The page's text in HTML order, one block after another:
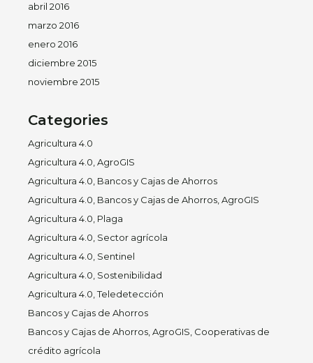
abril 2016
marzo 2016
enero 2016
diciembre 2015
noviembre 2015
Categories
Agricultura 4.0
Agricultura 4.0, AgroGIS
Agricultura 4.0, Bancos y Cajas de Ahorros
Agricultura 4.0, Bancos y Cajas de Ahorros, AgroGIS
Agricultura 4.0, Plaga
Agricultura 4.0, Sector agrícola
Agricultura 4.0, Sentinel
Agricultura 4.0, Sostenibilidad
Agricultura 4.0, Teledetección
Bancos y Cajas de Ahorros
Bancos y Cajas de Ahorros, AgroGIS, Cooperativas de
crédito agrícola